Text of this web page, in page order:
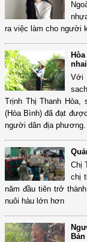
ra việc làm cho người
Với
Trịnh Thị Thanh
(Hòa Bình) đã đạt
người dân địa phương.
Chị
chị
năm đầu tiên trở
nuôi hàu lớn hơn